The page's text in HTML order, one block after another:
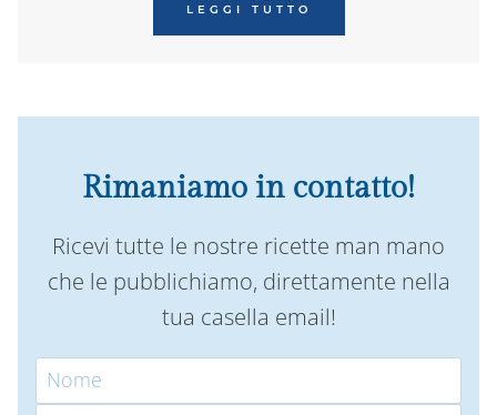
LEGGI TUTTO
Rimaniamo in contatto!
Ricevi tutte le nostre ricette man mano
che le pubblichiamo, direttamente nella
tua casella email!